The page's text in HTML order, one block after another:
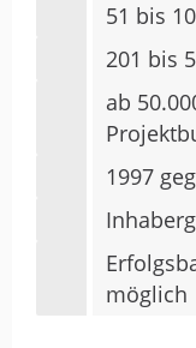
51 bis
201 bis
ab
1997
möglich